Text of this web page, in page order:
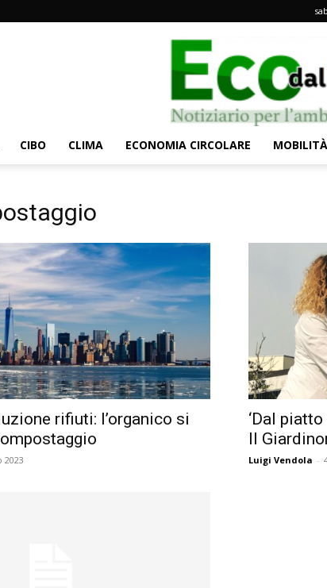
CIBO CLIMA ECONOMIA CIRCOLARE MOBILITÀ
rifiuti: l’organico si
2023
‘Dal
Il
Luigi Vendola -